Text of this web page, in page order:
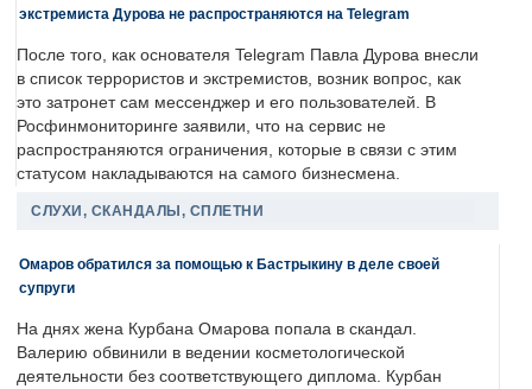
экстремиста Дурова не распространяются на Telegram
После того, как основателя Telegram Павла Дурова внесли
в список террористов и экстремистов, возник вопрос, как
это затронет сам мессенджер и его пользователей. В
Росфинмониторинге заявили, что на сервис не
распространяются ограничения, которые в связи с этим
статусом накладываются на самого бизнесмена.
СЛУХИ, СКАНДАЛЫ, СПЛЕТНИ
Омаров обратился за помощью к Бастрыкину в деле своей
супруги
На днях жена Курбана Омарова попала в скандал.
Валерию обвинили в ведении косметологической
деятельности без соответствующего диплома. Курбан